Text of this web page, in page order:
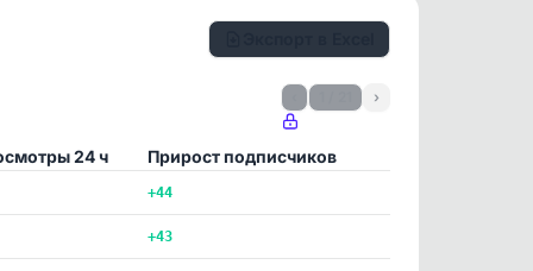
›
24 ч Прирост подписчиков
+44
+43